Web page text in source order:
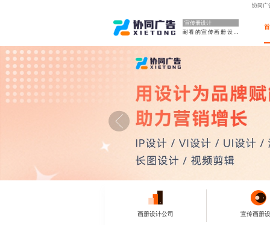
协同广
宣传册设计
耐看的宣传画册设计
画册设计公司 宣传画册